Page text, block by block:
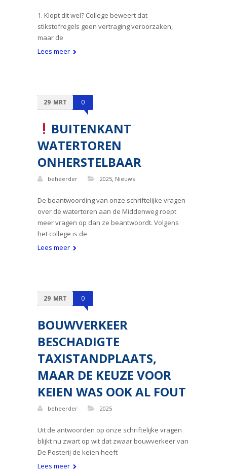
1. Klopt dit wel? College beweert dat
stikstofregels geen vertraging veroorzaken,
maar de
Lees meer
29 MRT 0
BUITENKANT
WATERTOREN
ONHERSTELBAAR
beheerder 2025, Nieuws
De beantwoording van onze schriftelijke vragen
over de watertoren aan de Middenweg roept
meer vragen op dan ze beantwoordt. Volgens
het college is de
Lees meer
29 MRT 0
BOUWVERKEER
BESCHADIGTE
TAXISTANDPLAATS,
MAAR DE KEUZE VOOR
KEIEN WAS OOK AL FOUT
beheerder 2025
Uit de antwoorden op onze schriftelijke vragen
blijkt nu zwart op wit dat zwaar bouwverkeer van
De Posterij de keien heeft
Lees meer